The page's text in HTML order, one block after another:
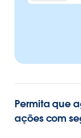
Permita que
ações com